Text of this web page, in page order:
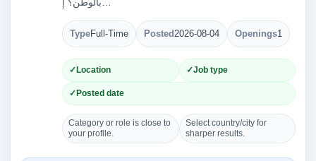
TypeFull-Time Posted2026-08-04 Openings1
Location Job type
Posted date
Category or role is close to
your profile.
Select country/city for
sharper results.